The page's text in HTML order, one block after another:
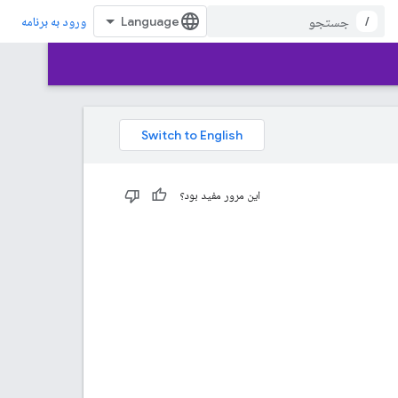
/ ورود به برنامه
این مرور مفید بود؟